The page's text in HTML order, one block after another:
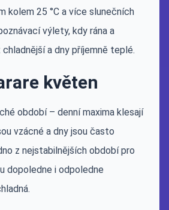
kolem 25 °C a více slunečních
výlety, kdy rána a
a dny příjemně teplé.
květen
období – denní maxima klesají
vzácné a dny jsou často
z nejstabilnějších období pro
dopoledne i odpoledne